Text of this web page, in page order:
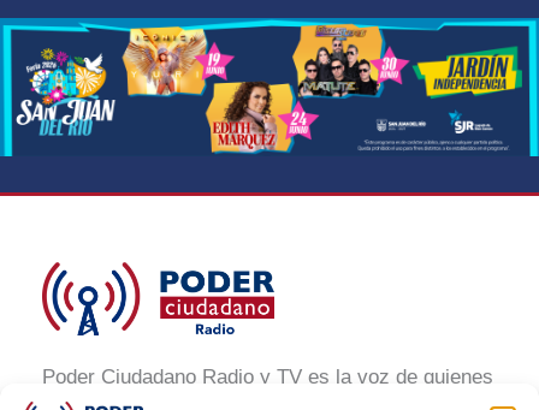
Poder Ciudadano Radio y TV es la voz de quienes